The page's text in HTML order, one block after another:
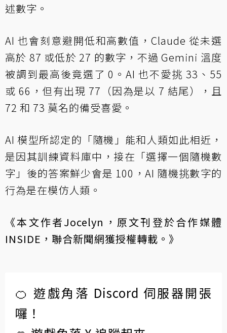
述數字。
AI 也會刻意避開低和高數值，Claude 從未選
高於 87 或低於 27 的數字，不過 Gemini 溫度
被調到最高後竟選了 0。AI 也不愛挑 33、55
或 66，但有出現 77（因為是以 7 結尾），且
72 和 73 莫名的備受喜愛。
AI 模型所認定的「隨機」能和人類如此相近，
是因其訓練資料庫中，接在「選擇一個隨機數
字」後的答案鮮少會是 100，AI 隨機挑數字的
行為是在模仿人類。
《本文作者Jocelyn，原文刊登於合作媒體
INSIDE ，聯合新聞網獲授權轉載。》
🍊 遊戲角落 Discord 伺服器開張
囉！